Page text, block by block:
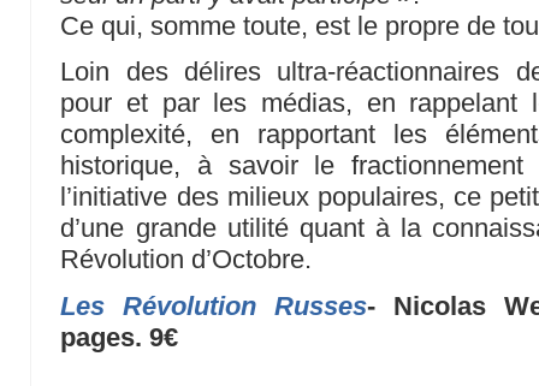
Ce qui, somme toute, est le propre de
Loin des délires ultra-réactionnaires
pour et par les médias, en rappelant
complexité, en rapportant les
historique, à savoir le
l’initiative des milieux populaires, ce
d’une grande utilité quant à la
Révolution d’Octobre.
Les Révolution Russes- Nicolas
pages. 9€